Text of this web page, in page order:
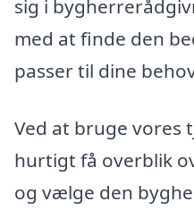
sig i
med at finde den
passer til dine
Ved at bruge vores
hurtigt få overblik
og vælge den